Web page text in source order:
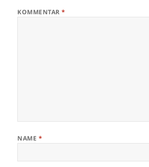
KOMMENTAR*
NAME *